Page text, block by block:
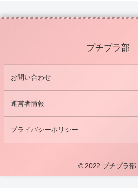
プチプラ部
お問い合わせ
運営者情報
プライバシーポリシー
© 2022 プチプラ部.